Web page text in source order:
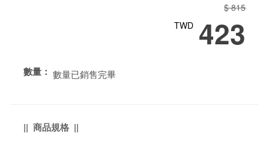
$ 815
TWD 423
數量： 數量已銷售完畢
|| 商品規格 ||